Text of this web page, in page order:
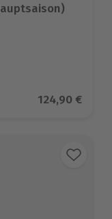
Aktueller
124,90 €